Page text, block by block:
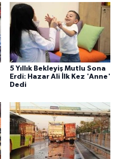
5 Yıllık Bekleyiş Mutlu Sona
Erdi: Hazar Ali İlk Kez 'Anne'
Dedi